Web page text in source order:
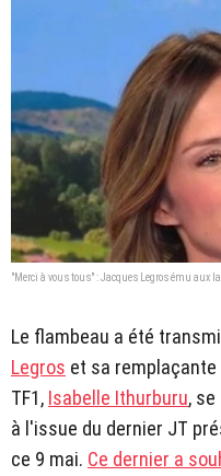
"Merci à vous tous" : Jacques Legros ému aux
Le flambeau a été
Legros et sa remplaçante
TF1, Isabelle Ithurburu,
à l'issue du dernier JT
ce 9 mai. Ce dernier a